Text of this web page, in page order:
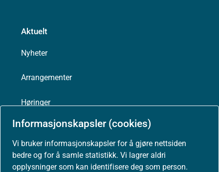
Informasjonskapsler (cookies)
Vi bruker informasjonskapsler for å gjøre nettsiden
bedre og for å samle statistikk. Vi lagrer aldri
opplysninger som kan identifisere deg som person.
Aktuelt
Nyheter
Arrangementer
Høringer
Presse